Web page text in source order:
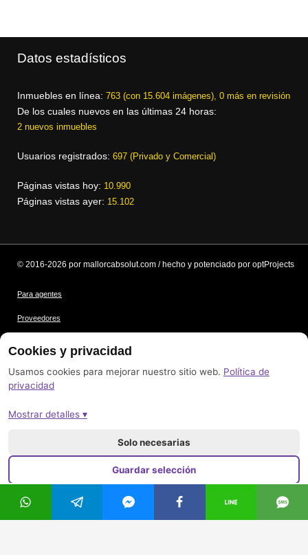
Datos estadísticos
Inmuebles en línea: 763 (con 15.604 imágenes), 0 más en revisión
De los cuales nuevos en las últimas 24 horas:
2 nuevos inmuebles
Usuarios registrados: 697 (Privado y Comercial)
Páginas vistas hoy: 10.990
Páginas vistas ayer: 15.102
© 2016-2026 por mallorcabsolut.com / hecho y potenciado por optProjects
Para agentes
Proveedores
Créditos de las imágenes
Pie de imprenta
Cookies y privacidad
Usamos cookies para mejorar nuestro sitio web. Política de
privacidad
Mostrar detalles ▾
Solo necesarias
Guardar selección
Aceptar todo